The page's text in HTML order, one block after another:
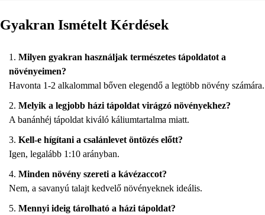
Gyakran Ismételt Kérdések
Milyen gyakran használjak természetes tápoldatot a
növényeimen?
Havonta 1-2 alkalommal bőven elegendő a legtöbb növény számára.
Melyik a legjobb házi tápoldat virágzó növényekhez?
A banánhéj tápoldat kiváló káliumtartalma miatt.
Kell-e hígítani a csalánlevet öntözés előtt?
Igen, legalább 1:10 arányban.
Minden növény szereti a kávézaccot?
Nem, a savanyú talajt kedvelő növényeknek ideális.
Mennyi ideig tárolható a házi tápoldat?